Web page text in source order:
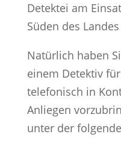
Detektei am
Süden des
Natürlich haben
einem Detektiv
telefonisch in
Anliegen
unter der